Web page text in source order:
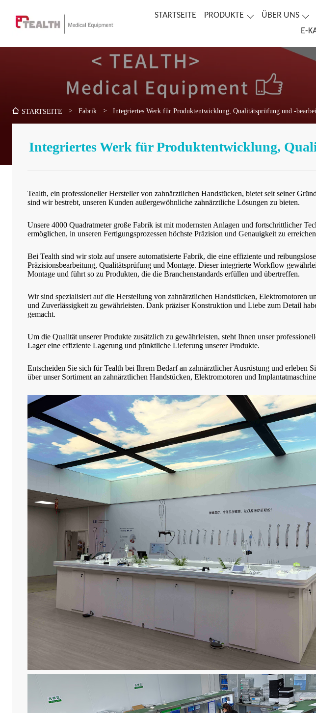
STARTSEITE PRODUKTE ÜBER UNS
E-
STARTSEITE > Fabrik > Integriertes Werk für Produktentwicklung, Qualitätsprüfung und -
Integriertes Werk für Produktentwicklung,
Tealth, ein professioneller Hersteller von zahnärztlichen Handstücken, bietet seit seiner
sind wir bestrebt, unseren Kunden außergewöhnliche zahnärztliche Lösungen zu bieten.
Unsere 4000 Quadratmeter große Fabrik ist mit modernsten Anlagen und fortschrittlicher
ermöglichen, in unseren Fertigungsprozessen höchste Präzision und Genauigkeit zu
Bei Tealth sind wir stolz auf unsere automatisierte Fabrik, die eine effiziente und
Präzisionsbearbeitung, Qualitätsprüfung und Montage. Dieser integrierte Workflow
Montage und führt so zu Produkten, die die Branchenstandards erfüllen und übertreffen.
Wir sind spezialisiert auf die Herstellung von zahnärztlichen Handstücken, Elektromotoren
und Zuverlässigkeit zu gewährleisten. Dank präziser Konstruktion und Liebe zum Detail
gemacht.
Um die Qualität unserer Produkte zusätzlich zu gewährleisten, steht Ihnen unser
Lager eine effiziente Lagerung und pünktliche Lieferung unserer Produkte.
Entscheiden Sie sich für Tealth bei Ihrem Bedarf an zahnärztlicher Ausrüstung und erleben
über unser Sortiment an zahnärztlichen Handstücken, Elektromotoren und